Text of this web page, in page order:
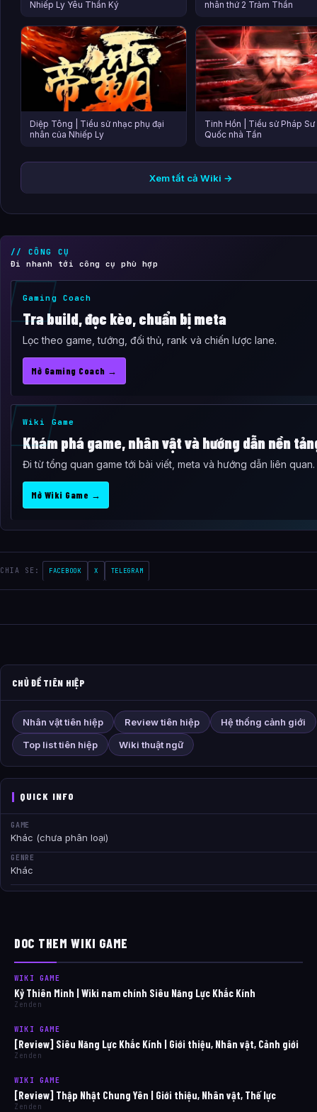
Nhiếp Ly Yêu Thần Ký nhân thứ 2 Trảm Thần
Diệp Tông | Tiểu sử nhạc phụ đại
nhân của Nhiếp Ly
Tinh Hồn | Tiểu sử Pháp Sư
Quốc nhà Tần
Xem tất cả Wiki →
// CÔNG CỤ
Đi nhanh tới công cụ phù hợp
Gaming Coach
Tra build, đọc kèo, chuẩn bị meta
Lọc theo game, tướng, đối thủ, rank và chiến lược lane.
Mở Gaming Coach →
Wiki Game
Khám phá game, nhân vật và hướng dẫn nền
Đi từ tổng quan game tới bài viết, meta và hướng dẫn liên quan.
Mở Wiki Game →
CHIA SE: FACEBOOK X TELEGRAM
CHỦ ĐỀ TIÊN HIỆP
Nhân vật tiên hiệp Review tiên hiệp
Hệ thống cảnh giới
Top list tiên hiệp
Wiki thuật ngữ
QUICK INFO
GAME
Khác (chưa phân loại)
GENRE
Khác
DOC THEM WIKI GAME
WIKI GAME
Kỷ Thiên Minh | Wiki nam chính Siêu Năng Lực Khắc Kính
Zenden
WIKI GAME
[Review] Siêu Năng Lực Khắc Kính | Giới thiệu, Nhân vật, Cảnh giới
Zenden
WIKI GAME
[Review] Thập Nhật Chung Yên | Giới thiệu, Nhân vật, Thế lực
Zenden